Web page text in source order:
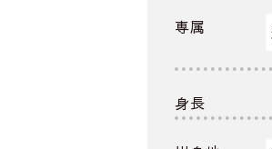
専属
身長